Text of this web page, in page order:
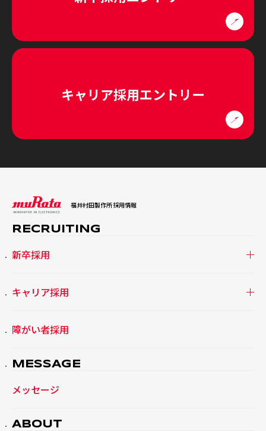
キャリア採用エントリー
福井村田製作所採用情報
RECRUITING
新卒採用
キャリア採用
障がい者採用
MESSAGE
メッセージ
ABOUT